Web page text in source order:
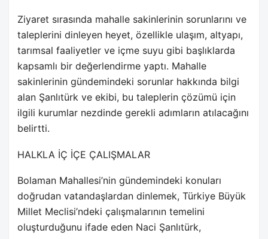
Ziyaret sırasında mahalle sakinlerinin sorunlarını ve
taleplerini dinleyen heyet, özellikle ulaşım, altyapı,
tarımsal faaliyetler ve içme suyu gibi başlıklarda
kapsamlı bir değerlendirme yaptı. Mahalle
sakinlerinin gündemindeki sorunlar hakkında bilgi
alan Şanlıtürk ve ekibi, bu taleplerin çözümü için
ilgili kurumlar nezdinde gerekli adımların atılacağını
belirtti.
HALKLA İÇ İÇE ÇALIŞMALAR
Bolaman Mahallesi’nin gündemindeki konuları
doğrudan vatandaşlardan dinlemek, Türkiye Büyük
Millet Meclisi’ndeki çalışmalarının temelini
oluşturduğunu ifade eden Naci Şanlıtürk,